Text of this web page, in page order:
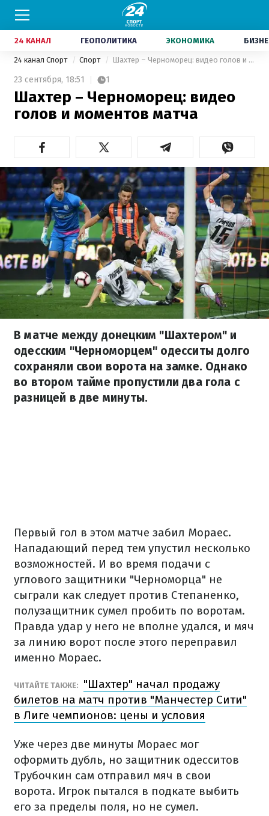
24 КАНАЛ ГЕОПОЛИТИКА ЭКОНОМИКА
24 канал Спорт Спорт Шахтер – Черноморец: видео голов и моментов матча
23 сентября, 18:51 1
Шахтер – Черноморец: видео
голов и моментов матча
В матче между донецким "Шахтером" и
одесским "Черноморцем" одесситы долго
сохраняли свои ворота на замке. Однако
во втором тайме пропустили два гола с
разницей в две минуты.
Первый гол в этом матче забил Мораес.
Нападающий перед тем упустил несколько
возможностей. И во время подачи с
углового защитники "Черноморца" не
сыграли как следует против Степаненко,
полузащитник сумел пробить по воротам.
Правда удар у него не вполне удался, и мяч
за линию ворот после этого переправил
именно Мораес.
ЧИТАЙТЕ ТАКЖЕ:
"Шахтер" начал продажу
билетов на матч против "Манчестер Сити"
в Лиге чемпионов: цены и условия
Уже через две минуты Мораес мог
оформить дубль, но защитник одесситов
Трубочкин сам отправил мяч в свои
ворота. Игрок пытался в подкате выбить
его за пределы поля, но не сумел.